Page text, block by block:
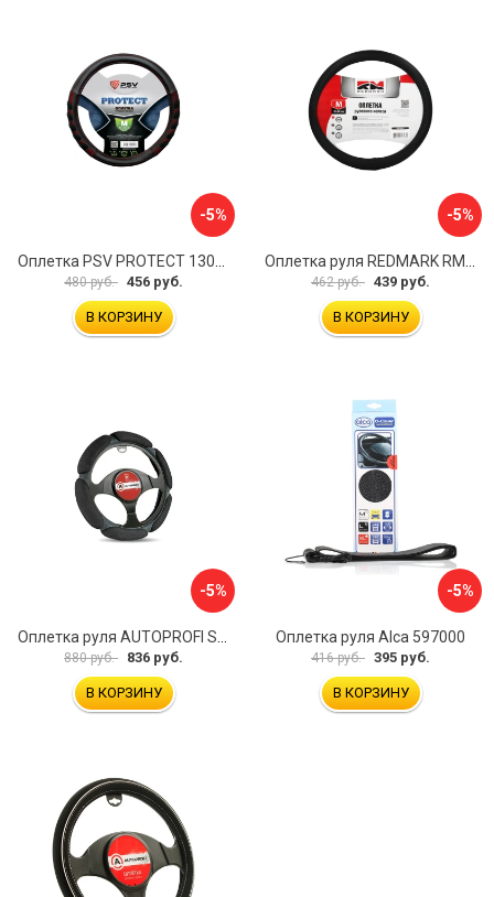
-5%
Оплетка PSV PROTECT 130503
480 руб. 456 руб.
В КОРЗИНУ
-5%
Оплетка руля REDMARK RM78002
462 руб. 439 руб.
В КОРЗИНУ
-5%
880 руб. 836 руб.
В КОРЗИНУ
-5%
Оплетка руля Alca 597000
416 руб. 395 руб.
В КОРЗИНУ